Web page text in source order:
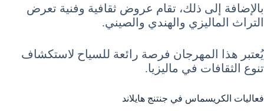
بالإضافة إلى ذلك، تقام عروض ثقافية وفنية تعرض
التراث الماليزي والهندي والصيني.
يُعتبر هذا المهرجان فرصة رائعة للسياح لاستكشاف
تنوع الثقافات في ماليزيا.
فعاليات الكريسماس في جنتنج هايلاند